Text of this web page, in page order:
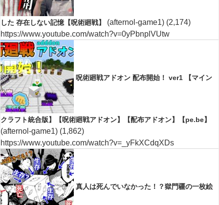
した 存在しない記憶【呪術廻戦】 (afternol-game1) (2,174)
https://www.youtube.com/watch?v=0yPbnplVUtw
呪術廻戦アドオン 配布開始！ ver1 【マイン
クラフト統合版】【呪術廻戦アドオン】【配布アドオン】【pe.be】
(afternol-game1) (1,862)
https://www.youtube.com/watch?v=_yFkXCdqXDs
真人は死んでいなかった！？獄門疆の一枚絵